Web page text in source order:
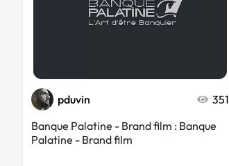
pduvin
351
Banque Palatine - Brand film : Banque
Palatine - Brand film